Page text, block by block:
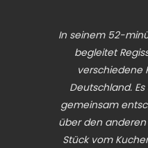
In seinem 52-
begleitet
verschiedene
Deutschland.
gemeinsam
über den
Stück vom